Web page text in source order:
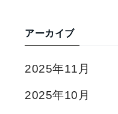
アーカイブ
2025年11月
2025年10月